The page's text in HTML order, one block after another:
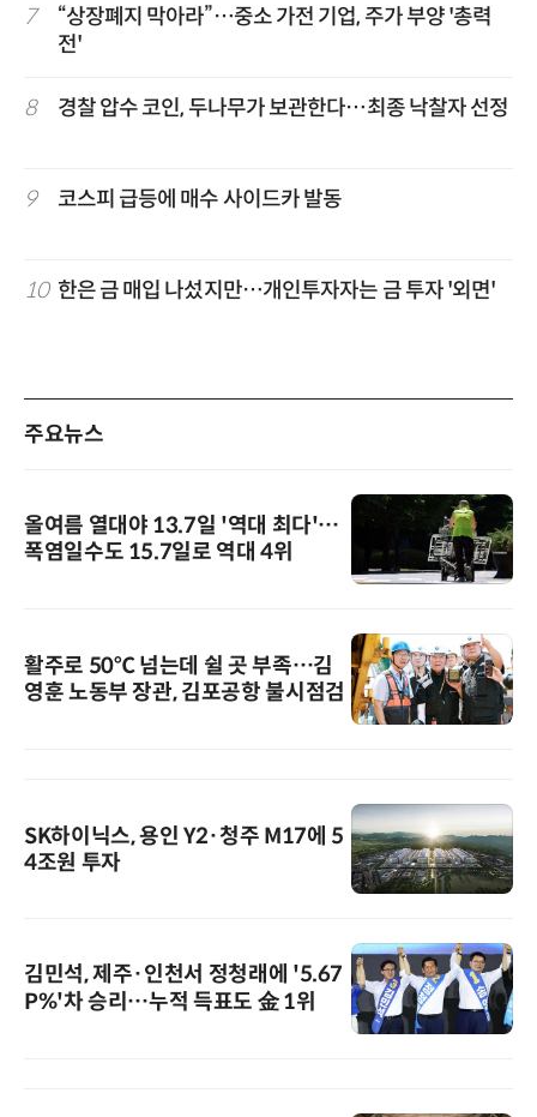
7
“상장폐지 막아라”…중소 가전 기업, 주가 부양 '총력
전'
8 경찰 압수 코인, 두나무가 보관한다…최종 낙찰자 선정
9 코스피 급등에 매수 사이드카 발동
10 한은 금 매입 나섰지만…개인투자자는 금 투자 '외면'
주요뉴스
올여름 열대야 13.7일 '역대 최다'…
폭염일수도 15.7일로 역대 4위
활주로 50℃ 넘는데 쉴 곳 부족…김
영훈 노동부 장관, 김포공항 불시점검
SK하이닉스, 용인 Y2·청주 M17에 5
4조원 투자
김민석, 제주·인천서 정청래에 '5.67
P%'차 승리…누적 득표도 金 1위